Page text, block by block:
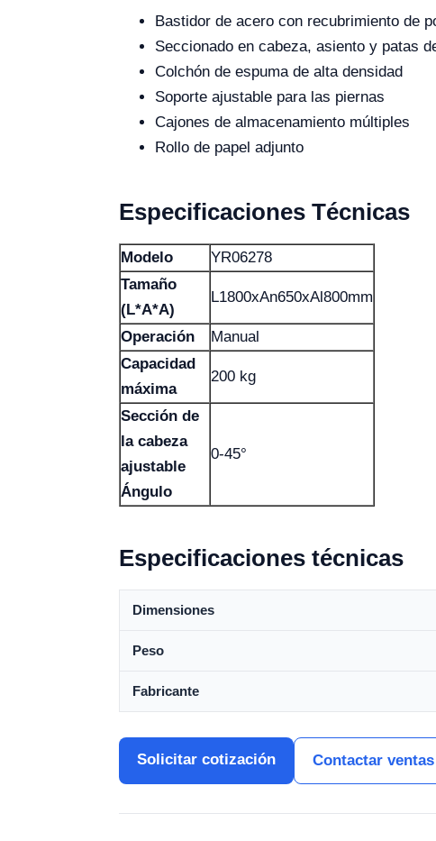
Bastidor de acero con recubrimiento de
Seccionado en cabeza, asiento y patas
Colchón de espuma de alta densidad
Soporte ajustable para las piernas
Cajones de almacenamiento múltiples
Rollo de papel adjunto
Especificaciones Técnicas
Modelo
YR06278
Tamaño
(L*A*A)
L1800xAn650xAl800mm
Operación
Manual
Capacidad
máxima
200 kg
Sección de
la cabeza
ajustable
Ángulo
0-45°
Especificaciones técnicas
Dimensiones
Peso
Fabricante
Solicitar cotización Contactar ventas